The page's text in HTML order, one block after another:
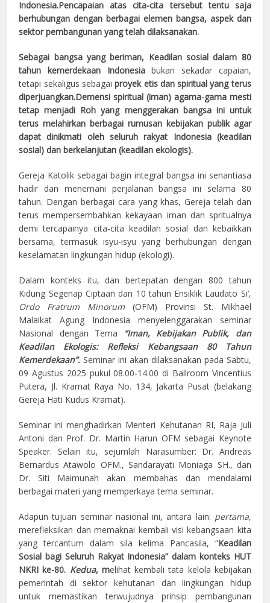
Indonesia.Pencapaian atas cita-cita tersebut tentu saja
berhubungan dengan berbagai elemen bangsa, aspek dan
sektor pembangunan yang telah dilaksanakan.
Sebagai bangsa yang beriman, Keadilan sosial dalam 80
tahun kemerdekaan Indonesiabukan sekadar capaian,
tetapi sekaligus sebagaiproyek etis dan spiritual yang terus
diperjuangkan.Demensi spiritual (iman) agama-gama mesti
tetap menjadi Roh yang menggerakan bangsa ini untuk
terus melahirkan berbagai rumusan kebijakan publik agar
dapat dinikmati oleh seluruh rakyat Indonesia (keadilan
sosial) dan berkelanjutan (keadilan ekologis).
Gereja Katolik sebagai bagin integral bangsa ini senantiasa
hadir dan menemani perjalanan bangsa ini selama 80
tahun. Dengan berbagai cara yang khas, Gereja telah dan
terus mempersembahkan kekayaan iman dan spritualnya
demi tercapainya cita-cita keadilan sosial dan kebaikkan
bersama, termasuk isyu-isyu yang berhubungan dengan
keselamatan lingkungan hidup (ekologi).
Dalam konteks itu, dan bertepatan dengan 800 tahun
Kidung Segenap Ciptaan dan 10 tahun Ensiklik Laudato Si’,
Ordo Fratrum Minorum(OFM) Provinsi St. Mikhael
Malaikat Agung Indonesia menyelenggarakan seminar
Nasional dengan Tema
“Iman, Kebijakan Publik, dan
Keadilan Ekologis: Refleksi Kebangsaan 80 Tahun
Kemerdekaan”. Seminar ini akan dilaksanakan pada Sabtu,
09 Agustus 2025 pukul 08.00-14.00 di Ballroom Vincentius
Putera, Jl. Kramat Raya No. 134, Jakarta Pusat (belakang
Gereja Hati Kudus Kramat).
Seminar ini menghadirkan Menteri Kehutanan RI, Raja Juli
Antoni dan Prof. Dr. Martin Harun OFM sebagai Keynote
Speaker. Selain itu, sejumlah Narasumber: Dr. Andreas
Bernardus Atawolo OFM., Sandarayati Moniaga SH., dan
Dr. Siti Maimunah akan membahas dan mendalami
berbagai materi yang memperkaya tema seminar.
Adapun tujuan seminar nasional ini, antara lain: pertama,
merefleksikan dan memaknai kembali visi kebangsaan kita
yang tercantum dalam sila kelima Pancasila, “Keadilan
Sosial bagi Seluruh Rakyat Indonesia” dalam konteks HUT
NKRI ke-80. Kedua, melihat kembali tata kelola kebijakan
pemerintah di sektor kehutanan dan lingkungan hidup
untuk memastikan terwujudnya prinsip pembangunan